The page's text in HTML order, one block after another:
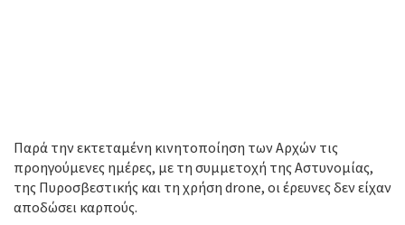
Παρά την εκτεταμένη κινητοποίηση των Αρχών τις
προηγούμενες ημέρες, με τη συμμετοχή της Αστυνομίας,
της Πυροσβεστικής και τη χρήση drone, οι έρευνες δεν είχαν
αποδώσει καρπούς.